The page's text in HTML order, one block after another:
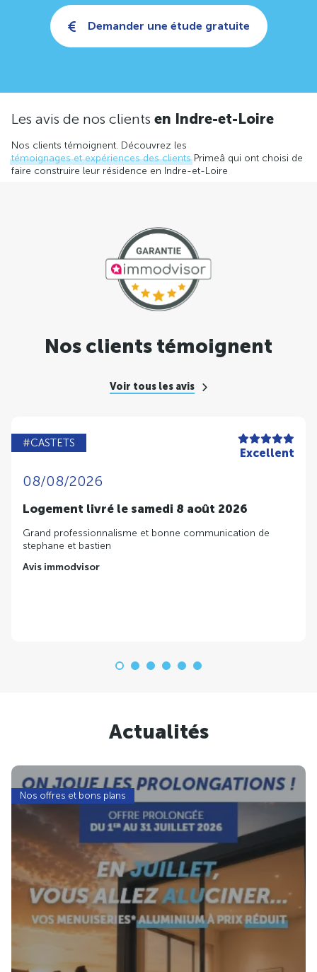
Demander une étude gratuite
Les avis de nos clients en Indre-et-Loire
Nos clients témoignent. Découvrez les
témoignages et expériences des clientsPrimeâ qui ont choisi de
faire construire leur résidence en Indre-et-Loire
Nos clients témoignent
Voir tous les avis
#CASTETS
Excellent
08/08/2026
Logement livré le samedi 8 août 2026
Grand professionnalisme et bonne communication de
stephane et bastien
Avis immodvisor
Actualités
Nos offres et bons plans